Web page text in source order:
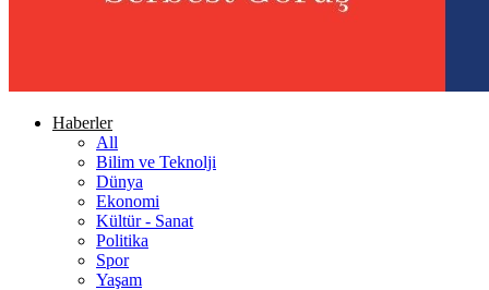
Haberler
All
Bilim ve Teknolji
Dünya
Ekonomi
Kültür - Sanat
Politika
Spor
Yaşam